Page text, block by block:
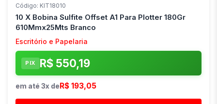
Código: KIT18010
10 X Bobina Sulfite Offset A1 Para Plotter 180Gr
610Mmx25Mts Branco
Escritório e Papelaria
PIX R$ 550,19
em até 3x de R$ 193,05